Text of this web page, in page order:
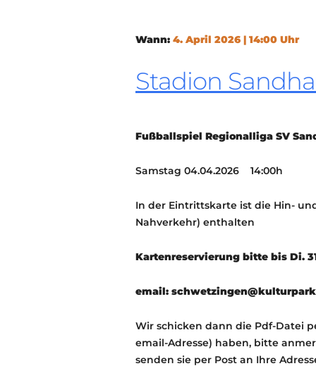
Wann: 4. April 2026 | 14:00 Uhr
Stadion
Fußballspiel Regionalliga SV
Samstag 04.04.2026 14:00h
In der Eintrittskarte ist die Hin-
Nahverkehr) enthalten
Kartenreservierung bitte bis Di.
email:
Wir schicken dann die Pdf-Datei
email-Adresse) haben, bitte
senden sie per Post an Ihre